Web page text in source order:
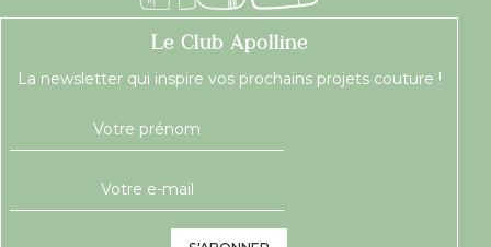
Le Club Apolline
La newsletter qui inspire vos prochains projets couture !